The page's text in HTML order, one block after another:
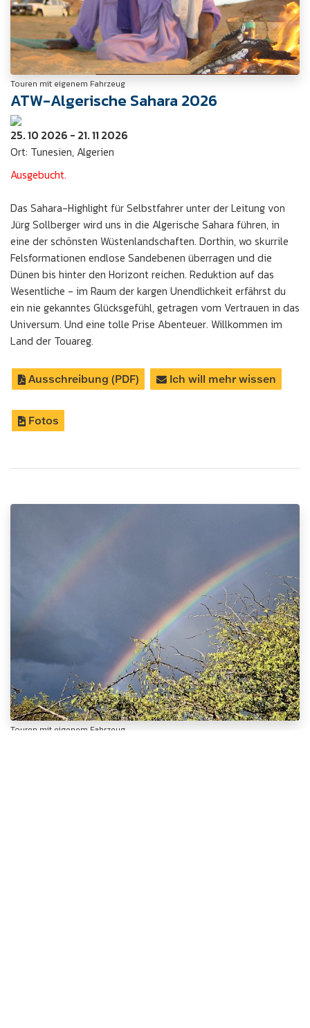
Touren mit eigenem Fahrzeug
ATW-Algerische Sahara 2026
25. 10 2026 - 21. 11 2026
Ort: Tunesien, Algerien
Ausgebucht.
Das Sahara-Highlight für Selbstfahrer unter der Leitung von
Jürg Sollberger wird uns in die Algerische Sahara führen, in
eine der schönsten Wüstenlandschaften. Dorthin, wo skurrile
Felsformationen endlose Sandebenen überragen und die
Dünen bis hinter den Horizont reichen. Reduktion auf das
Wesentliche - im Raum der kargen Unendlichkeit erfährst du
ein nie gekanntes Glücksgefühl, getragen vom Vertrauen in das
Universum. Und eine tolle Prise Abenteuer. Willkommen im
Land der Touareg.
Ausschreibung (PDF) Ich will mehr wissen
Fotos
Touren mit eigenem Fahrzeug